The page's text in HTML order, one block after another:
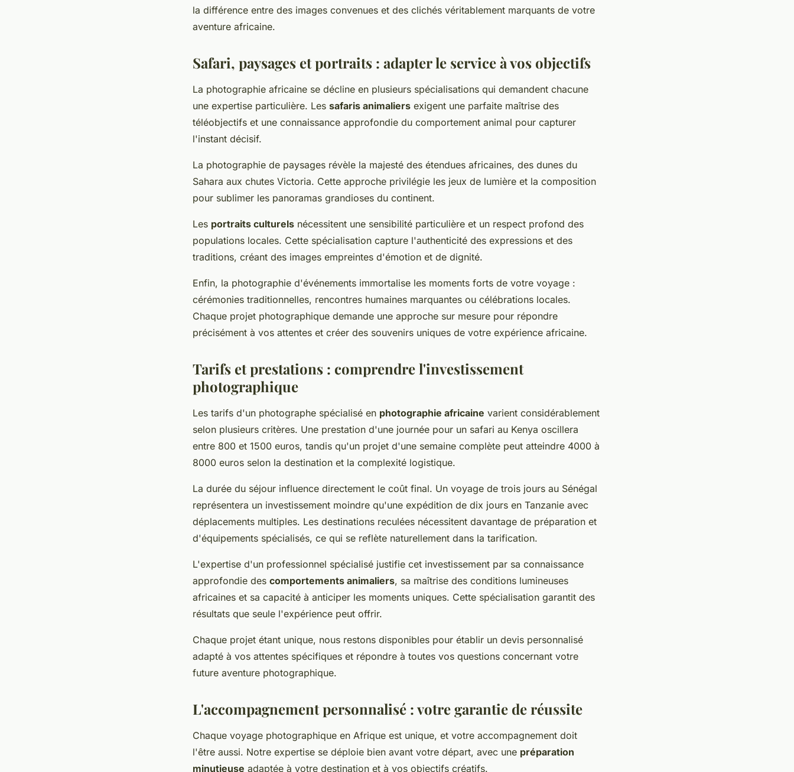
la différence entre des images convenues et des clichés véritablement marquants de votre
aventure africaine.
Safari, paysages et portraits : adapter le service à vos objectifs
La photographie africaine se décline en plusieurs spécialisations qui demandent chacune
une expertise particulière. Les safaris animaliers exigent une parfaite maîtrise des
téléobjectifs et une connaissance approfondie du comportement animal pour capturer
l'instant décisif.
La photographie de paysages révèle la majesté des étendues africaines, des dunes du
Sahara aux chutes Victoria. Cette approche privilégie les jeux de lumière et la composition
pour sublimer les panoramas grandioses du continent.
Les portraits culturels nécessitent une sensibilité particulière et un respect profond des
populations locales. Cette spécialisation capture l'authenticité des expressions et des
traditions, créant des images empreintes d'émotion et de dignité.
Enfin, la photographie d'événements immortalise les moments forts de votre voyage :
cérémonies traditionnelles, rencontres humaines marquantes ou célébrations locales.
Chaque projet photographique demande une approche sur mesure pour répondre
précisément à vos attentes et créer des souvenirs uniques de votre expérience africaine.
Tarifs et prestations : comprendre l'investissement
photographique
Les tarifs d'un photographe spécialisé en photographie africaine varient considérablement
selon plusieurs critères. Une prestation d'une journée pour un safari au Kenya oscillera
entre 800 et 1500 euros, tandis qu'un projet d'une semaine complète peut atteindre 4000 à
8000 euros selon la destination et la complexité logistique.
La durée du séjour influence directement le coût final. Un voyage de trois jours au Sénégal
représentera un investissement moindre qu'une expédition de dix jours en Tanzanie avec
déplacements multiples. Les destinations reculées nécessitent davantage de préparation et
d'équipements spécialisés, ce qui se reflète naturellement dans la tarification.
L'expertise d'un professionnel spécialisé justifie cet investissement par sa connaissance
approfondie des comportements animaliers, sa maîtrise des conditions lumineuses
africaines et sa capacité à anticiper les moments uniques. Cette spécialisation garantit des
résultats que seule l'expérience peut offrir.
Chaque projet étant unique, nous restons disponibles pour établir un devis personnalisé
adapté à vos attentes spécifiques et répondre à toutes vos questions concernant votre
future aventure photographique.
L'accompagnement personnalisé : votre garantie de réussite
Chaque voyage photographique en Afrique est unique, et votre accompagnement doit
l'être aussi. Notre expertise se déploie bien avant votre départ, avec une préparation
minutieuse adaptée à votre destination et à vos objectifs créatifs.